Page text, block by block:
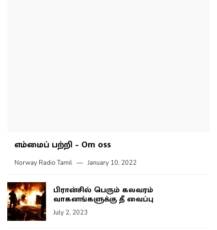
எம்மைப் பற்றி – Om oss
Norway Radio Tamil January 10, 2022
பிரான்சில் பெரும் கலவரம்
வாகனங்களுக்கு தீ வைப்பு
July 2, 2023